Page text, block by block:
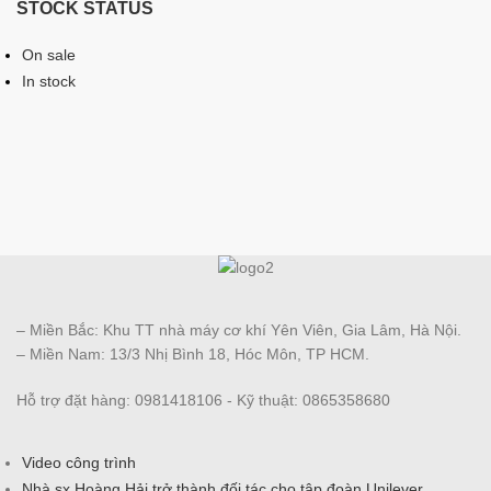
STOCK STATUS
On sale
In stock
– Miền Bắc: Khu TT nhà máy cơ khí Yên Viên, Gia Lâm, Hà Nội.
– Miền Nam: 13/3 Nhị Bình 18, Hóc Môn, TP HCM.
Hỗ trợ đặt hàng: 0981418106 - Kỹ thuật: 0865358680
Video công trình